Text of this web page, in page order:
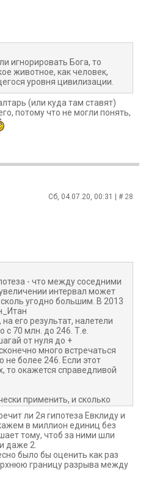
игнорировать Бога, то
животное, как человек,
уровня цивилизации.
(или куда там ставят)
потому что не могли понять,
Сб, 04.07.20, 00:31 | # 28
- что между соседними
интервал может
угодно большим. В 2013
его результат, налетели
с 70 млн. до 246. Т.е.
от нуля до +
много встречаться
не более 246. Если этот
то окажется справедливой
применить, и сколько
дары приносящему? Скорее
ли 2я гипотеза Евклиду и
в миллион единиц без
тому, чтоб за ними шли
даже 2.
было бы оценить как раз
границу разрыва между